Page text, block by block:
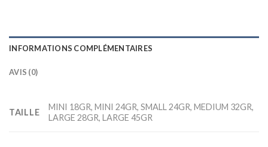
INFORMATIONS COMPLÉMENTAIRES
AVIS (0)
TAILLE
MINI 18GR, MINI 24GR, SMALL 24GR, MEDIUM 32GR,
LARGE 28GR, LARGE 45GR